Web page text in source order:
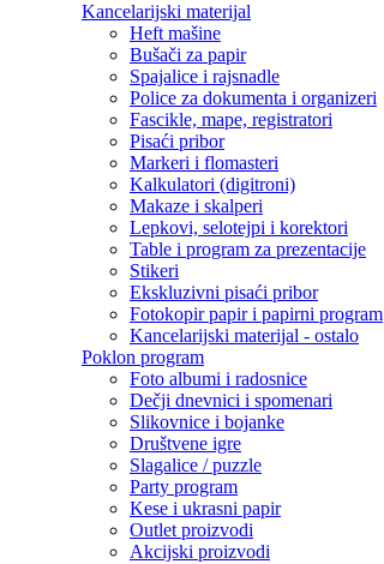
Kancelarijski materijal
Heft mašine
Bušači za papir
Spajalice i rajsnadle
Police za dokumenta i organizeri
Fascikle, mape, registratori
Pisaći pribor
Markeri i flomasteri
Kalkulatori (digitroni)
Makaze i skalperi
Lepkovi, selotejpi i korektori
Table i program za prezentacije
Stikeri
Ekskluzivni pisaći pribor
Fotokopir papir i papirni program
Kancelarijski materijal - ostalo
Poklon program
Foto albumi i radosnice
Dečji dnevnici i spomenari
Slikovnice i bojanke
Društvene igre
Slagalice / puzzle
Party program
Kese i ukrasni papir
Outlet proizvodi
Akcijski proizvodi